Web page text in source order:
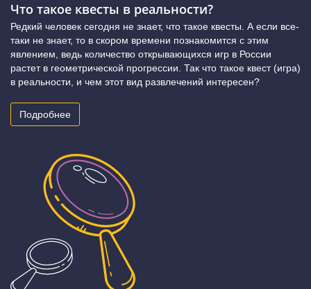
Что такое квесты в реальности?
Редкий человек сегодня не знает, что такое квесты. А если все-
таки не знает, то в скором времени познакомится с этим
явлением, ведь количество открывающихся игр в России
растет в геометрической прогрессии. Так что такое квест (игра)
в реальности, и чем этот вид развлечений интересен?
Подробнее